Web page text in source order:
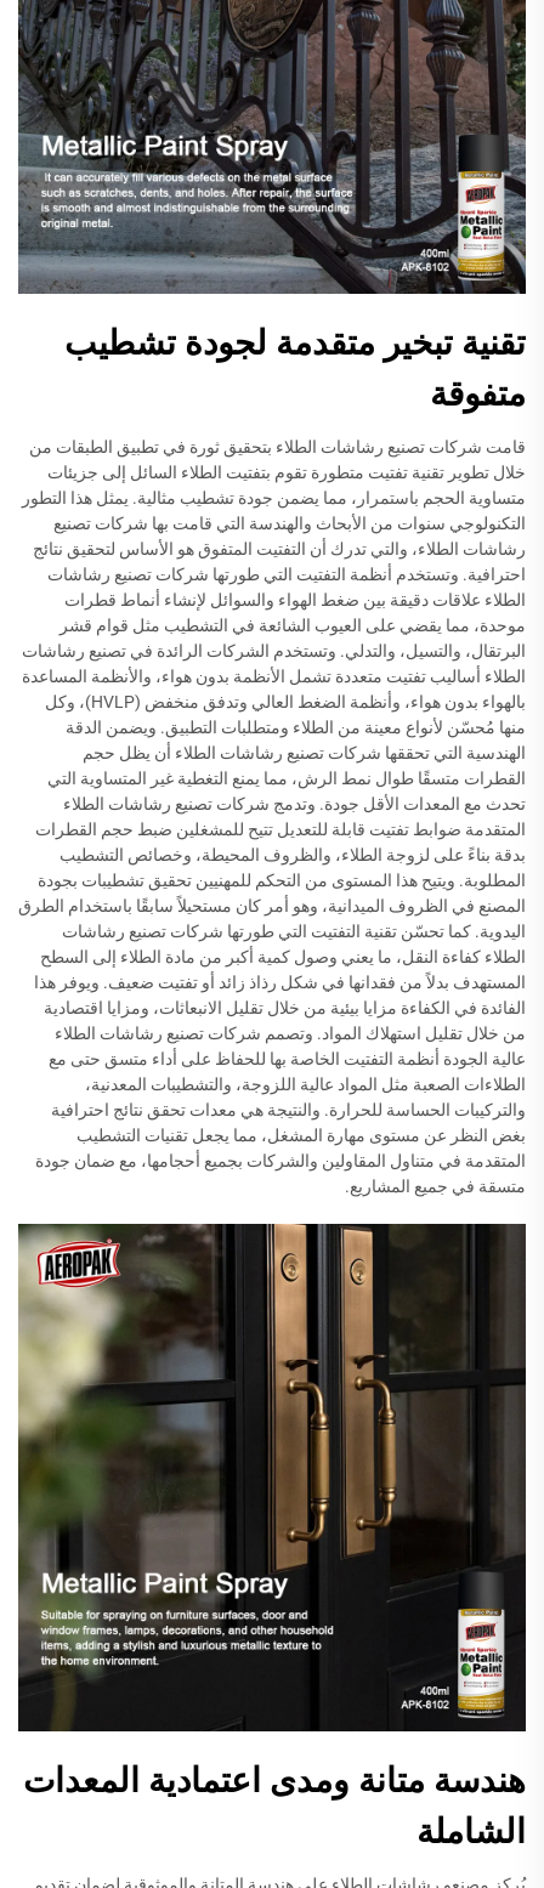
تقنية تبخير متقدمة لجودة تشطيب
متفوقة
قامت شركات تصنيع رشاشات الطلاء بتحقيق ثورة في تطبيق الطبقات من
خلال تطوير تقنية تفتيت متطورة تقوم بتفتيت الطلاء السائل إلى جزيئات
متساوية الحجم باستمرار، مما يضمن جودة تشطيب مثالية. يمثل هذا التطور
التكنولوجي سنوات من الأبحاث والهندسة التي قامت بها شركات تصنيع
رشاشات الطلاء، والتي تدرك أن التفتيت المتفوق هو الأساس لتحقيق نتائج
احترافية. وتستخدم أنظمة التفتيت التي طورتها شركات تصنيع رشاشات
الطلاء علاقات دقيقة بين ضغط الهواء والسوائل لإنشاء أنماط قطرات
موحدة، مما يقضي على العيوب الشائعة في التشطيب مثل قوام قشر
البرتقال، والتسيل، والتدلي. وتستخدم الشركات الرائدة في تصنيع رشاشات
الطلاء أساليب تفتيت متعددة تشمل الأنظمة بدون هواء، والأنظمة المساعدة
بالهواء بدون هواء، وأنظمة الضغط العالي وتدفق منخفض (HVLP)، وكل
منها مُحسّن لأنواع معينة من الطلاء ومتطلبات التطبيق. ويضمن الدقة
الهندسية التي تحققها شركات تصنيع رشاشات الطلاء أن يظل حجم
القطرات متسقًا طوال نمط الرش، مما يمنع التغطية غير المتساوية التي
تحدث مع المعدات الأقل جودة. وتدمج شركات تصنيع رشاشات الطلاء
المتقدمة ضوابط تفتيت قابلة للتعديل تتيح للمشغلين ضبط حجم القطرات
بدقة بناءً على لزوجة الطلاء، والظروف المحيطة، وخصائص التشطيب
المطلوبة. ويتيح هذا المستوى من التحكم للمهنيين تحقيق تشطيبات بجودة
المصنع في الظروف الميدانية، وهو أمر كان مستحيلاً سابقًا باستخدام الطرق
اليدوية. كما تحسّن تقنية التفتيت التي طورتها شركات تصنيع رشاشات
الطلاء كفاءة النقل، ما يعني وصول كمية أكبر من مادة الطلاء إلى السطح
المستهدف بدلاً من فقدانها في شكل رذاذ زائد أو تفتيت ضعيف. ويوفر هذا
الفائدة في الكفاءة مزايا بيئية من خلال تقليل الانبعاثات، ومزايا اقتصادية
من خلال تقليل استهلاك المواد. وتصمم شركات تصنيع رشاشات الطلاء
عالية الجودة أنظمة التفتيت الخاصة بها للحفاظ على أداء متسق حتى مع
الطلاءات الصعبة مثل المواد عالية اللزوجة، والتشطيبات المعدنية،
والتركيبات الحساسة للحرارة. والنتيجة هي معدات تحقق نتائج احترافية
بغض النظر عن مستوى مهارة المشغل، مما يجعل تقنيات التشطيب
المتقدمة في متناول المقاولين والشركات بجميع أحجامها، مع ضمان جودة
متسقة في جميع المشاريع.
هندسة متانة ومدى اعتمادية المعدات
الشاملة